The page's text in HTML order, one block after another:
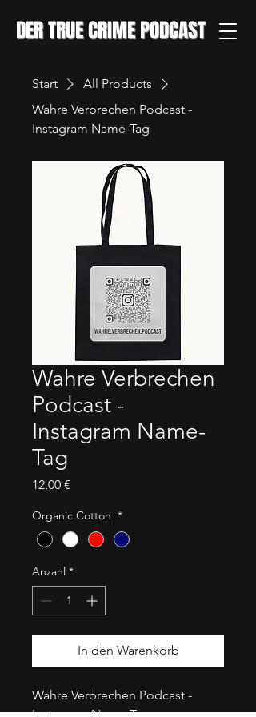
DER TRUE CRIME PODCAST
Start
All Products
Wahre Verbrechen Podcast -
Instagram Name-Tag
Wahre Verbrechen
Podcast -
Instagram Name-
Tag
12,00 €
Organic Cotton *
Anzahl *
In den Warenkorb
Wahre Verbrechen Podcast -